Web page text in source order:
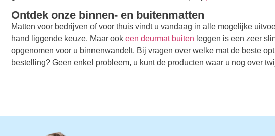
Ontdek onze binnen- en buitenmatten
Matten voor bedrijven of voor thuis vindt u vandaag in alle mogelijke
hand liggende keuze. Maar ook een deurmat buiten leggen is een zeer
opgenomen voor u binnenwandelt. Bij vragen over welke mat de beste
bestelling? Geen enkel probleem, u kunt de producten waar u nog over